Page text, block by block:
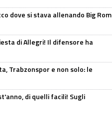
dove si stava allenando Big Rom
di Allegri! Il difensore ha
Trabzonspor e non solo: le
di quelli facili! Sugli